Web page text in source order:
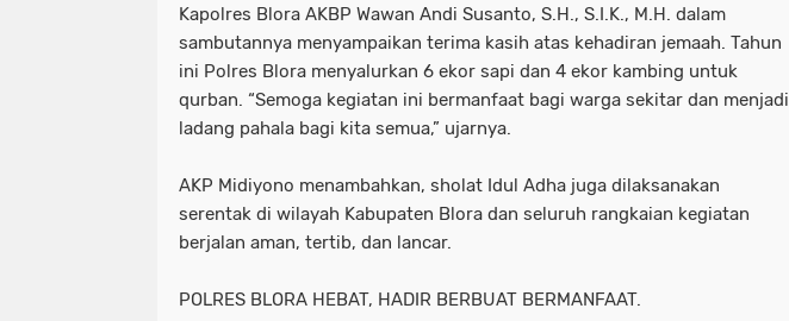
Kapolres Blora AKBP Wawan Andi Susanto, S.H., S.I.K., M.H. dalam
sambutannya menyampaikan terima kasih atas kehadiran jemaah. Tahun
ini Polres Blora menyalurkan 6 ekor sapi dan 4 ekor kambing untuk
qurban. “Semoga kegiatan ini bermanfaat bagi warga sekitar dan menjadi
ladang pahala bagi kita semua,” ujarnya.
AKP Midiyono menambahkan, sholat Idul Adha juga dilaksanakan
serentak di wilayah Kabupaten Blora dan seluruh rangkaian kegiatan
berjalan aman, tertib, dan lancar.
POLRES BLORA HEBAT, HADIR BERBUAT BERMANFAAT.